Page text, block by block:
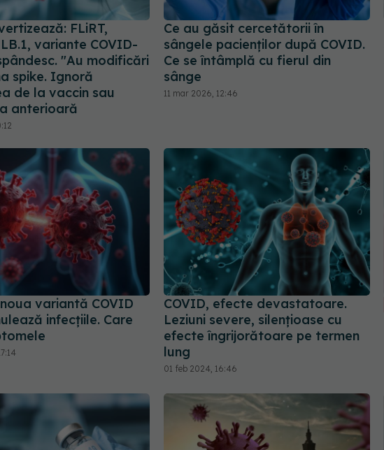
FLiRT,
LB.1, variante COVID-
"Au modificări
spike. Ignoră
de la vaccin sau
anterioară
Ce au găsit cercetătorii în
sângele pacienților după COVID.
Ce se întâmplă cu fierul din
sânge
11 mar 2026, 12:46
noua variantă COVID
infecțiile. Care
COVID, efecte devastatoare.
Leziuni severe, silențioase cu
efecte îngrijorătoare pe termen
lung
01 feb 2024, 16:46